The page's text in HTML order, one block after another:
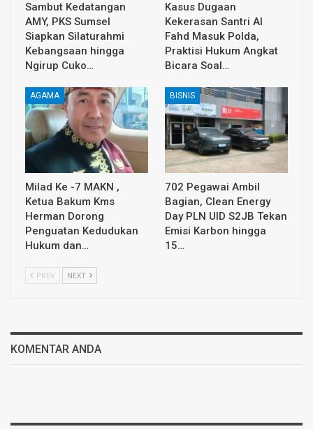
Sambut Kedatangan
AMY, PKS Sumsel
Siapkan Silaturahmi
Kebangsaan hingga
Ngirup Cuko…
Kasus Dugaan
Kekerasan Santri Al
Fahd Masuk Polda,
Praktisi Hukum Angkat
Bicara Soal…
AGAMA
Milad Ke -7 MAKN ,
Ketua Bakum Kms
Herman Dorong
Penguatan Kedudukan
Hukum dan…
BISNIS
702 Pegawai Ambil
Bagian, Clean Energy
Day PLN UID S2JB Tekan
Emisi Karbon hingga
15…
PREV NEXT
KOMENTAR ANDA